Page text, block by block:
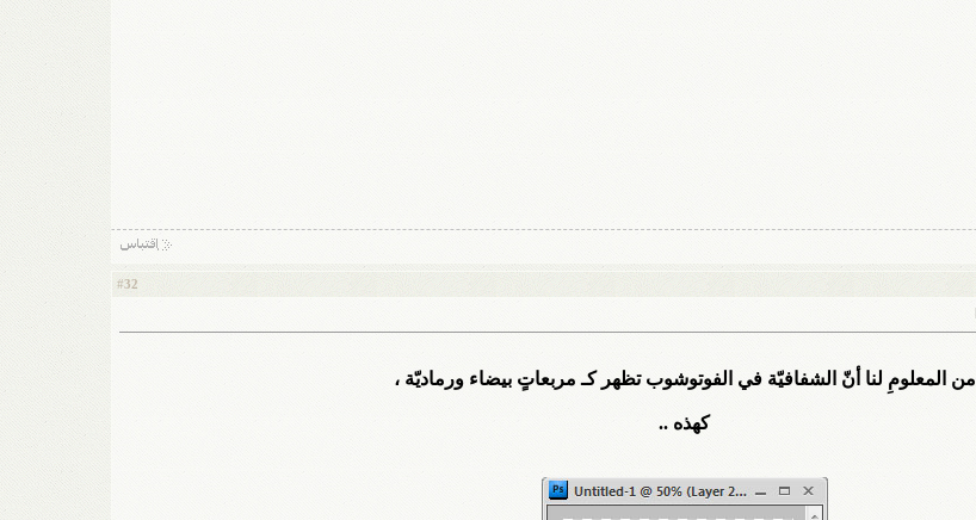
32
من المعلومِ لنا أنّ الشفافيّة في الفوتوشوب تظهر كـ مربعاتٍ بيضاء ورماديّة ،
كهذه ..